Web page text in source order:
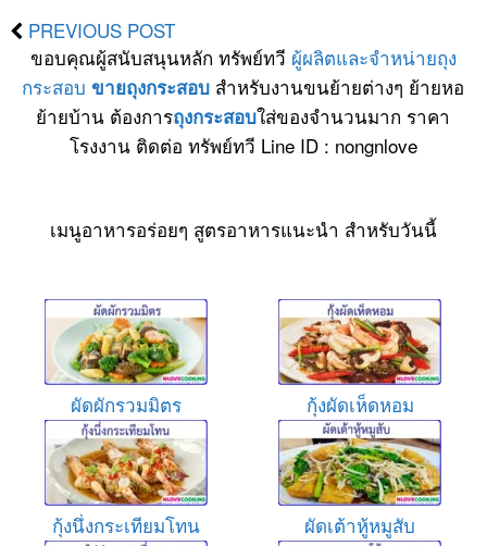
PREVIOUS POST
ขอบคุณผู้สนับสนุนหลัก ทรัพย์ทวี ผู้ผลิตและจำหน่ายถุง
กระสอบ ขายถุงกระสอบ สำหรับงานขนย้ายต่างๆ ย้ายหอ
ย้ายบ้าน ต้องการถุงกระสอบใส่ของจำนวนมาก ราคา
โรงงาน ติดต่อ ทรัพย์ทวี Line ID : nongnlove
เมนูอาหารอร่อยๆ สูตรอาหารแนะนำ สำหรับวันนี้
ผัดผักรวมมิตร กุ้งผัดเห็ดหอม
กุ้งนึ่งกระเทียมโทน ผัดเต้าหู้หมูสับ